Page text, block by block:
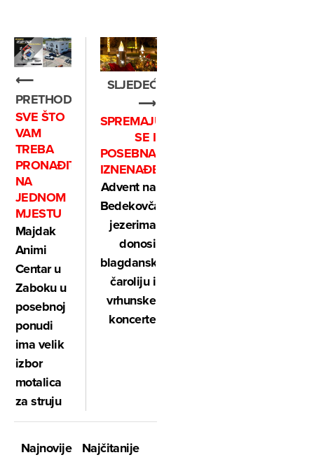
⟵
PRETHODNO
SVE ŠTO
VAM
TREBA
PRONAĐITE
NA
JEDNOM
MJESTU
Majdak
Animi
Centar u
Zaboku u
posebnoj
ponudi
ima velik
izbor
motalica
za struju
SLJEDEĆE
⟶
SPREMAJU
SE I
POSEBNA
IZNENAĐENJA
Advent na
Bedekovčanskim
jezerima
donosi
blagdansku
čaroliju i
vrhunske
koncerte
Najnovije
Najčitanije